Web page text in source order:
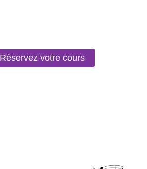
Réservez votre cours